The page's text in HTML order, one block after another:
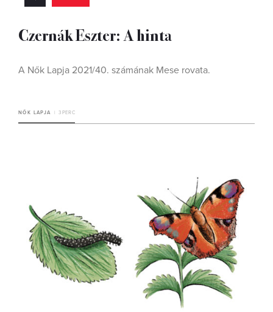
Czernák Eszter: A hinta
A Nők Lapja 2021/40. számának Mese rovata.
NŐK LAPJA 3 PERC